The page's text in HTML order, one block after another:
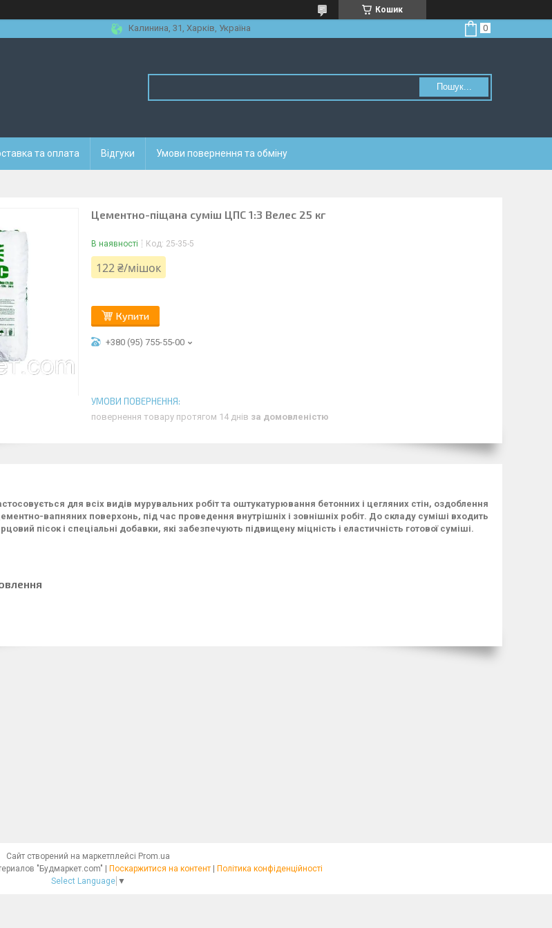
Кошик
Калинина, 31, Харків, Україна
Пошук...
та оплата Відгуки Умови повернення та обміну
Цементно-піщана суміш ЦПС 1:3 Велес 25 кг
В наявності Код: 25-35-5
122 ₴/мішок
Купити
+380 (95) 755-55-00
повернення товару протягом 14 днів за домовленістю
для всіх видів мурувальних робіт та оштукатурювання бетонних і цегляних стін, оздоблення
вапняних поверхонь, під час проведення внутрішніх і зовнішніх робіт. До складу суміші входить
пісок і спеціальні добавки, які забезпечують підвищену міцність і еластичність готової суміші.
Сайт створений на маркетплейсі Prom.ua
Интернет - магазин строительных материалов "Будмаркет.com" | Поскаржитися на контент | Політика конфіденційності
Select Language ▼